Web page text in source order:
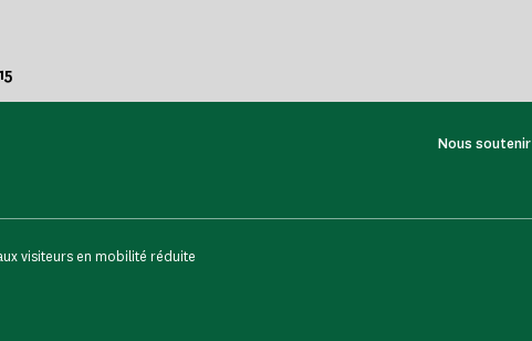
Nous soutenir
visiteurs en mobilité réduite